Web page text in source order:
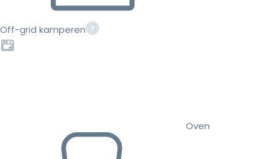
Off-grid kamperen
Oven